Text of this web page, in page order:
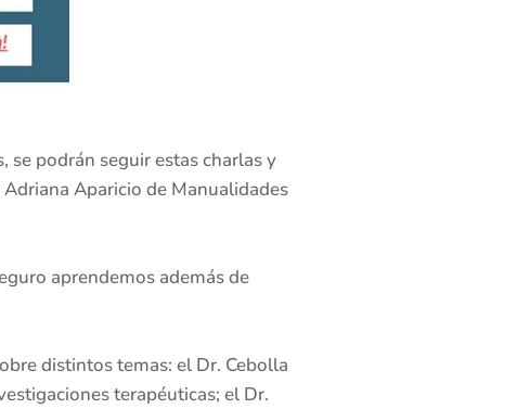
se podrán seguir estas charlas y
Aparicio de Manualidades
aprendemos además de
distintos temas: el Dr. Cebolla
terapéuticas; el Dr.